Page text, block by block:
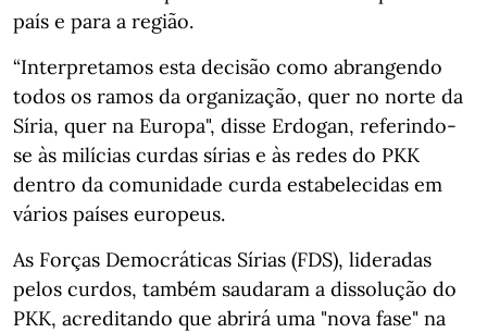
país e para a região.
“Interpretamos esta decisão como abrangendo
todos os ramos da organização, quer no norte da
Síria, quer na Europa", disse Erdogan, referindo-
se às milícias curdas sírias e às redes do PKK
dentro da comunidade curda estabelecidas em
vários países europeus.
As Forças Democráticas Sírias (FDS), lideradas
pelos curdos, também saudaram a dissolução do
PKK, acreditando que abrirá uma "nova fase" na